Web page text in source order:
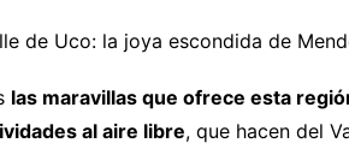
las maravillas que ofrece esta
al aire libre, que hacen del